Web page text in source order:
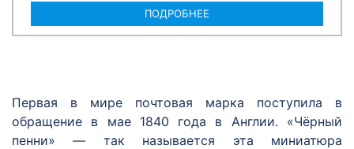
ПОДРОБНЕЕ
Первая в мире почтовая марка поступила в
обращение в мае 1840 года в Англии. «Чёрный
пенни» — так называется эта миниатюра